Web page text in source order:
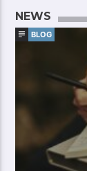
NEWS
BLOG